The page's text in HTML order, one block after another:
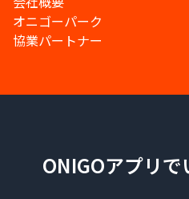
オニゴーパーク
協業パートナー
ONIGOアプリ